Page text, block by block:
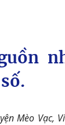
Mèo Vạc,